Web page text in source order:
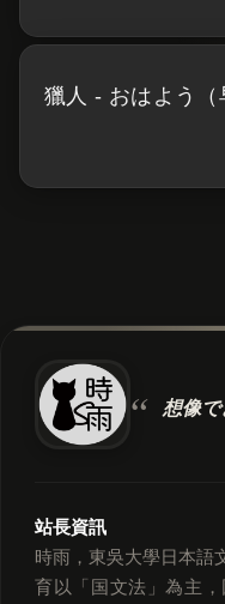
獵人 - おはよう
想像で
站長資訊
時雨，東吳大學日本語
育以「国文法」為主